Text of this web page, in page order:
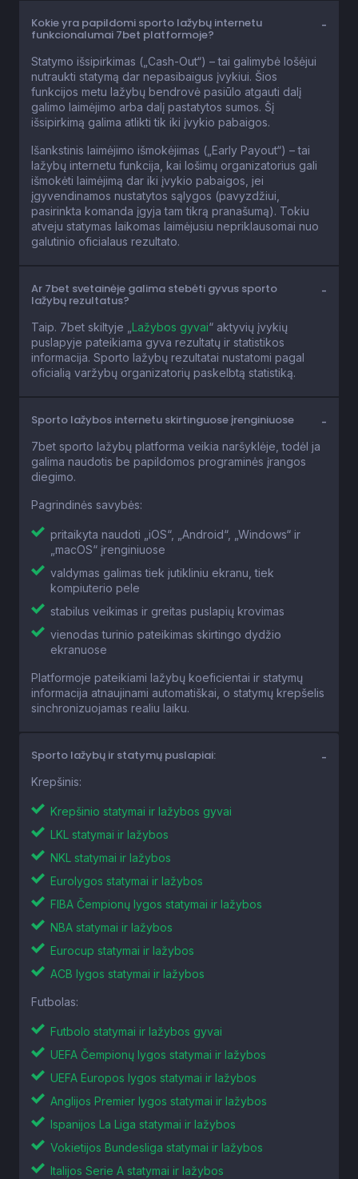
Kokie yra papildomi sporto lažybų internetu
funkcionalumai 7bet platformoje?
Statymo išsipirkimas („Cash-Out“) – tai galimybė lošėjui
nutraukti statymą dar nepasibaigus įvykiui. Šios
funkcijos metu lažybų bendrovė pasiūlo atgauti dalį
galimo laimėjimo arba dalį pastatytos sumos. Šį
išsipirkimą galima atlikti tik iki įvykio pabaigos.
Išankstinis laimėjimo išmokėjimas („Early Payout“) – tai
lažybų internetu funkcija, kai lošimų organizatorius gali
išmokėti laimėjimą dar iki įvykio pabaigos, jei
įgyvendinamos nustatytos sąlygos (pavyzdžiui,
pasirinkta komanda įgyja tam tikrą pranašumą). Tokiu
atveju statymas laikomas laimėjusiu nepriklausomai nuo
galutinio oficialaus rezultato.
Ar 7bet svetainėje galima stebėti gyvus sporto
lažybų rezultatus?
Taip. 7bet skiltyje „ Lažybos gyvai“ aktyvių įvykių
puslapyje pateikiama gyva rezultatų ir statistikos
informacija. Sporto lažybų rezultatai nustatomi pagal
oficialią varžybų organizatorių paskelbtą statistiką.
Sporto lažybos internetu skirtinguose įrenginiuose
7bet sporto lažybų platforma veikia naršyklėje, todėl ja
galima naudotis be papildomos programinės įrangos
diegimo.
Pagrindinės savybės:
pritaikyta naudoti „iOS“, „Android“, „Windows“ ir
„macOS“ įrenginiuose
valdymas galimas tiek jutikliniu ekranu, tiek
kompiuterio pele
stabilus veikimas ir greitas puslapių krovimas
vienodas turinio pateikimas skirtingo dydžio
ekranuose
Platformoje pateikiami lažybų koeficientai ir statymų
informacija atnaujinami automatiškai, o statymų krepšelis
sinchronizuojamas realiu laiku.
Sporto lažybų ir statymų puslapiai:
Krepšinis:
Krepšinio statymai ir lažybos gyvai
LKL statymai ir lažybos
NKL statymai ir lažybos
Eurolygos statymai ir lažybos
FIBA Čempionų lygos statymai ir lažybos
NBA statymai ir lažybos
Eurocup statymai ir lažybos
ACB lygos statymai ir lažybos
Futbolas:
Futbolo statymai ir lažybos gyvai
UEFA Čempionų lygos statymai ir lažybos
UEFA Europos lygos statymai ir lažybos
Anglijos Premier lygos statymai ir lažybos
Ispanijos La Liga statymai ir lažybos
Vokietijos Bundesliga statymai ir lažybos
Italijos Serie A statymai ir lažybos